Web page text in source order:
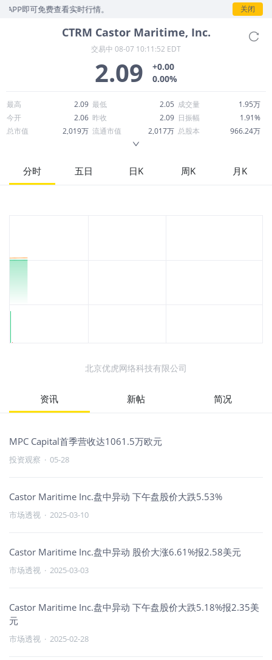
即可免费查看实时行情。 关闭
CTRM Castor Maritime, Inc.
交易中 08-07 10:11:52 EDT
2.09
+0.00
0.00%
最高 2.09 最低 2.05 成交量
1.95万
今开
2.06 昨收 2.09 日振幅
1.91%
总市值
2,019万 流通市值 2,017万 总股本
966.24万
52周最高
2.65 市盈率
1.57
股息
分时 五日 日K 周K 月K
北京优虎网络科技有限公司
资讯 新帖 简况
MPC Capital首季营收达1061.5万欧元
投资观察 · 05-28
Castor Maritime Inc.盘中异动 下午盘股价大跌5.53%
市场透视 · 2025-03-10
Castor Maritime Inc.盘中异动 股价大涨6.61%报2.58美元
市场透视 · 2025-03-03
Castor Maritime Inc.盘中异动 下午盘股价大跌5.18%报2.35美
元
市场透视 · 2025-02-28